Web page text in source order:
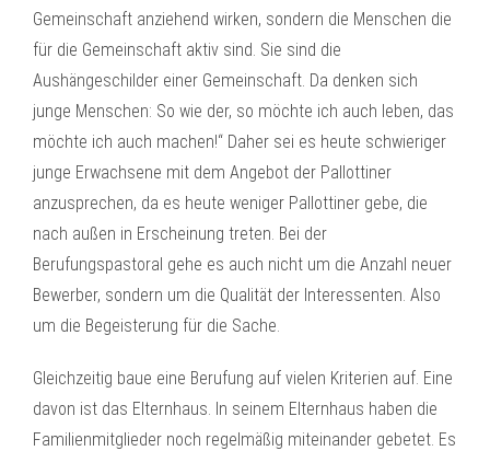
Gemeinschaft anziehend wirken, sondern die Menschen die
für die Gemeinschaft aktiv sind. Sie sind die
Aushängeschilder einer Gemeinschaft. Da denken sich
junge Menschen: So wie der, so möchte ich auch leben, das
möchte ich auch machen!“ Daher sei es heute schwieriger
junge Erwachsene mit dem Angebot der Pallottiner
anzusprechen, da es heute weniger Pallottiner gebe, die
nach außen in Erscheinung treten. Bei der
Berufungspastoral gehe es auch nicht um die Anzahl neuer
Bewerber, sondern um die Qualität der Interessenten. Also
um die Begeisterung für die Sache.
Gleichzeitig baue eine Berufung auf vielen Kriterien auf. Eine
davon ist das Elternhaus. In seinem Elternhaus haben die
Familienmitglieder noch regelmäßig miteinander gebetet. Es